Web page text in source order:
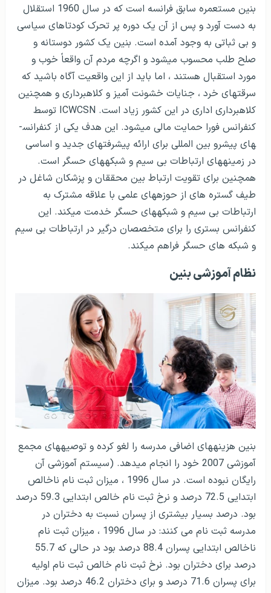
بنین مستعمره سابق فرانسه است که در سال 1960 استقلال
به دست آورد و پس از آن یک دوره پر تحرک کودتاهای سیاسی
و بی ثباتی به وجود آمده است. بنین یک کشور دوستانه و
صلح طلب محسوب می­شود و اگرچه مردم آن واقعاً خوب و
مورد استقبال هستند ، اما باید از این واقعیت آگاه باشید که
سرقت­های خرد ، جنایات خشونت آمیز و کلاهبرداری و همچنین
کلاهبرداری اداری در این کشور زیاد است. ICWCSN توسط
کنفرانس فورا حمایت مالی می­شود. این هدف یکی از کنفرانس­
های پیشرو بین المللی برای ارائه پیشرفت­های جدید و اساسی
در زمینه­های ارتباطات بی سیم و شبکه­های حسگر است.
همچنین برای تقویت ارتباط بین محققان و پزشکان شاغل در
طیف گستره ه­ای از حوزه­های علمی با علاقه مشترک به
ارتباطات بی سیم و شبکه­های حسگر خدمت می­کند. این
کنفرانس بستری را برای متخصصان درگیر در ارتباطات بی سیم
و شبکه های حسگر فراهم می­کند.
نظام آموزشی بنین
بنین هزینه­های اضافی مدرسه را لغو کرده و توصیه­های مجمع
آموزشی 2007 خود را انجام می­دهد. (سیستم آموزشی آن
رایگان نبوده است. در سال 1996 ، میزان ثبت نام ناخالص
ابتدایی 72.5 درصد و نرخ ثبت نام خالص ابتدایی 59.3 درصد
بود. درصد بسیار بیشتری از پسران نسبت به دختران در
مدرسه ثبت نام می کنند: در سال 1996 ، میزان ثبت نام
ناخالص ابتدایی پسران 88.4 درصد بود در حالی که 55.7
درصد برای دختران بود. نرخ ثبت نام خالص ثبت نام اولیه
برای پسران 71.6 درصد و برای دختران 46.2 درصد بود. میزان